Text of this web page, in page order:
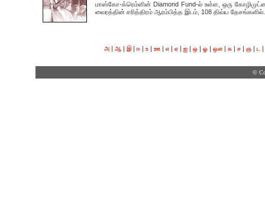
மாஸ்கோ-க்ரெம்ளின் Diamond Fund-ல் உள்ள, ஒரு
வைரத்தின் சரித்திரம் ஆரம்பித்த இடம், 108 திவ்ய
அ | ஆ | இ| ஈ | உ | ஊ | எ | ஏ | ஐ | ஒ | ஓ | ஔ| க | ச | ஞ | ட |
©